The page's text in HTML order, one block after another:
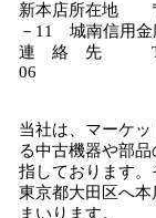
新本店所在地
－11 城南信用金
連 絡 先 TEL
06
当社は、マーケ
る中古機器や部
指しております
東京都大田区へ
まいります。